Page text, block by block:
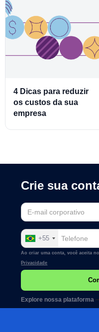
4 Dicas para reduzir
os custos da sua
empresa
Crie sua
+55
Ao criar uma conta, você aceita
Privacidade
Explore nossa plataforma